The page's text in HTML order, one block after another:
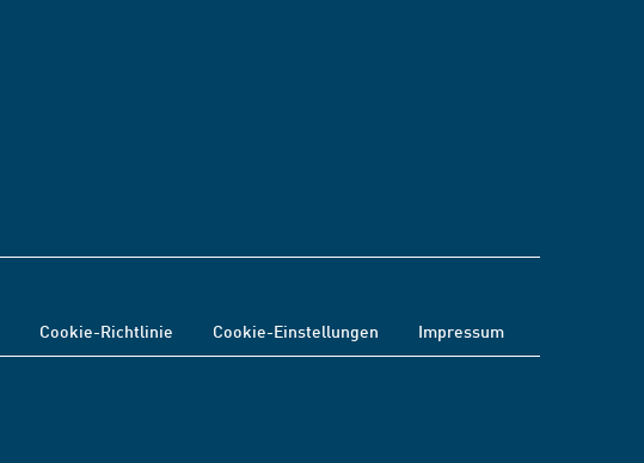
Cookie-Richtlinie Cookie-Einstellungen Impressum